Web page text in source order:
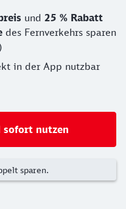
und 25 % Rabatt
des Fernverkehrs sparen
in der App nutzbar
sofort nutzen
sparen.